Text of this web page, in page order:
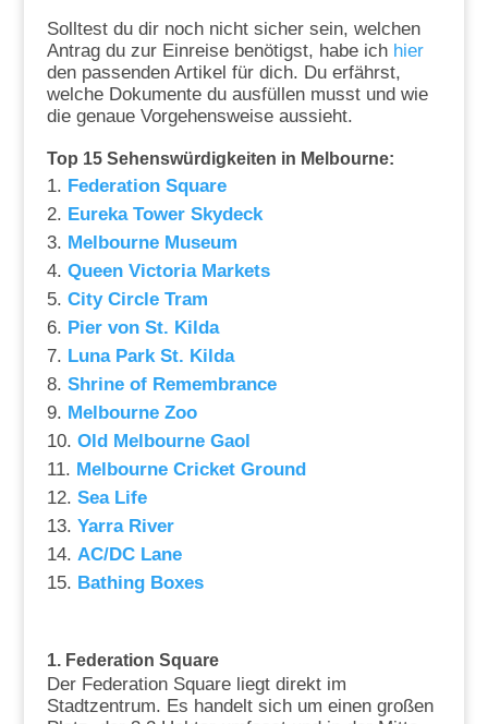
Solltest du dir noch nicht sicher sein, welchen
Antrag du zur Einreise benötigst, habe ich hier
den passenden Artikel für dich. Du erfährst,
welche Dokumente du ausfüllen musst und wie
die genaue Vorgehensweise aussieht.
Top 15 Sehenswürdigkeiten in Melbourne:
Federation Square
Eureka Tower Skydeck
Melbourne Museum
Queen Victoria Markets
City Circle Tram
Pier von St. Kilda
Luna Park St. Kilda
Shrine of Remembrance
Melbourne Zoo
Old Melbourne Gaol
Melbourne Cricket Ground
Sea Life
Yarra River
AC/DC Lane
Bathing Boxes
1. Federation Square
Der Federation Square liegt direkt im
Stadtzentrum. Es handelt sich um einen großen